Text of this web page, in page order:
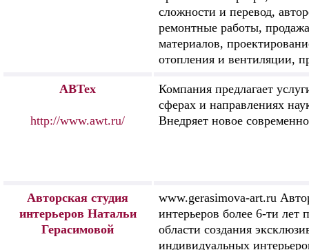
сложности и перевод,
ремонтные работы,
материалов,
отопления и вентиляции,
АВТех
http://www.awt.ru/
Компания предлагает
сферах и направлениях
Внедряет новое
Авторская студия
интерьеров Натальи
Герасимовой
www.gerasimova-art.ru
интерьеров более 6-ти лет
области создания
индивидуальных